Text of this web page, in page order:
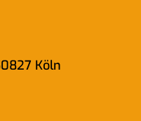
Köln